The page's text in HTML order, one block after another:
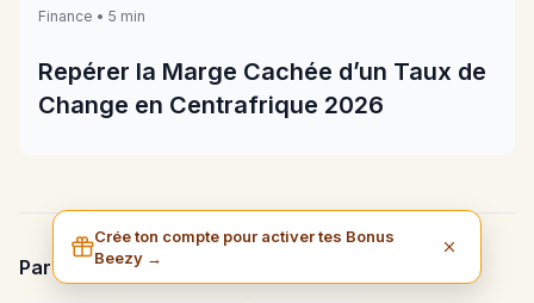
Finance • 5 min
Repérer la Marge Cachée d’un Taux de
Change en Centrafrique 2026
Partager cet article
Crée ton compte pour activer tes Bonus
Beezy →